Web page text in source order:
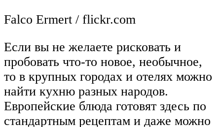
Falco Ermert / flickr.com
Если вы не желаете рисковать и
пробовать что-то новое, необычное,
то в крупных городах и отелях можно
найти кухню разных народов.
Европейские блюда готовят здесь по
стандартным рецептам и даже можно